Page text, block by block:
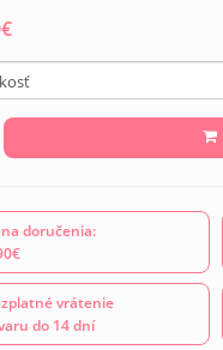
€
doručenia:
vrátenie
do 14 dní